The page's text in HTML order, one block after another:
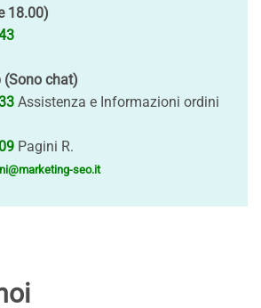
18.00)
(Sono chat)
Assistenza e Informazioni ordini
Pagini R.
seo.it